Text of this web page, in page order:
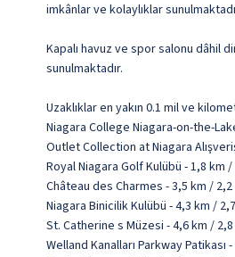
imkânlar ve kolaylıklar
Kapalı havuz ve spor salonu dâhil
sunulmaktadır.
Uzaklıklar en yakın 0.1 mil ve
Niagara College Niagara-on-the-
Outlet Collection at Niagara
Royal Niagara Golf Kulübü - 1,8 km /
Château des Charmes - 3,5 km / 2,2
Niagara Binicilik Kulübü - 4,3 km /
St. Catherine s Müzesi - 4,6 km /
Welland Kanalları Parkway Patikası